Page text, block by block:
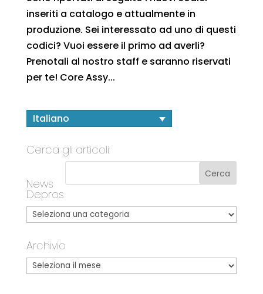
inseriti a catalogo e attualmente in
produzione. Sei interessato ad uno di questi
codici? Vuoi essere il primo ad averli?
Prenotali al nostro staff e saranno riservati
per te! Core Assy...
Italiano
Cerca gli articoli
News
Depros
Archivio